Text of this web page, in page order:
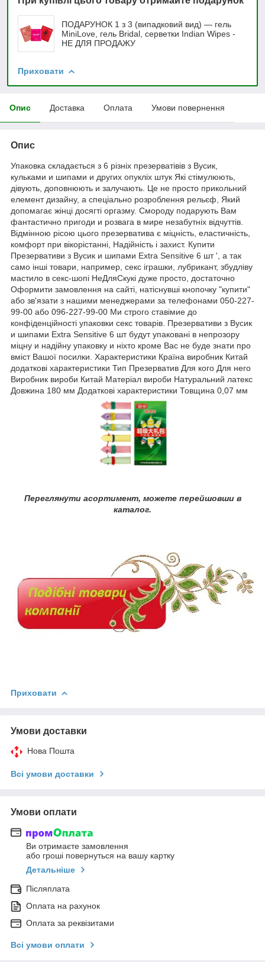
ПОДАРУНОК 1 з 3 (випадковий вид) — гель
MiniLove, гель Bridal, серветки Indian Wipes -
НЕ ДЛЯ ПРОДАЖУ
Приховати
Опис Доставка Оплата Умови повернення
Опис
Упаковка складається з 6 різніх презерватівів з Вусик,
кульками и шипами и других опукліх штук Які стімулюють,
дівують, доповнюють и залучають. Це не просто прикольний
елемент дизайну, а спеціально розроблення рельєф, Який
допомагає жінці досягті оргазму. Смороду подарують Вам
фантастично пригоди и розвага в мире незабутніх відчуттів.
Відмінною рісою цього презерватива є міцність, еластичність,
комфорт при вікорістанні, Надійність і захист. Купити
Презервативи з Вусик и шипами Extra Sensitive 6 шт ', а так
само інші товари, например, секс іграшки, лубрикант, збудліву
мастило в секс-шопі НеДляСкукі дуже просто, достаточно
Оформити замовлення на сайті, натіснувші кнопочку "купити"
або зв'язати з нашими менеджерами за телефонами 050-227-
99-00 або 096-227-99-00 Ми строго ставімие до
конфіденційності упаковки секс товарів. Презервативи з Вусик
и шипами Extra Sensitive 6 шт будут упаковані в непрозору
міцну и надійну упаковку и ніхто кроме Вас не буде знати про
вміст Вашої посилки. Характеристики Країна виробник Китай
додаткові характеристики Тип Презерватив Для кого Для него
Виробник вироби Китай Матеріал вироби Натуральний латекс
Довжина 180 мм Додаткові характеристики Товщина 0,07 мм
Переглянути асортимент, можете перейшовши в
каталог.
Приховати
Умови доставки
Нова Пошта
Всі умови доставки
Умови оплати
Ви отримаєте замовлення
або гроші повернуться на вашу картку
Детальніше
Післяплата
Оплата на рахунок
Оплата за реквізитами
Всі умови оплати